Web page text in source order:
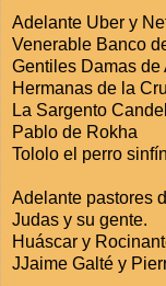
Adelante Uber y
Venerable Banco
Gentiles Damas de
Hermanas de la
La Sargento
Pablo de Rokha
Tololo el perro sinfín
Adelante pastores
Judas y su gente.
Huáscar y
JJaime Galté y